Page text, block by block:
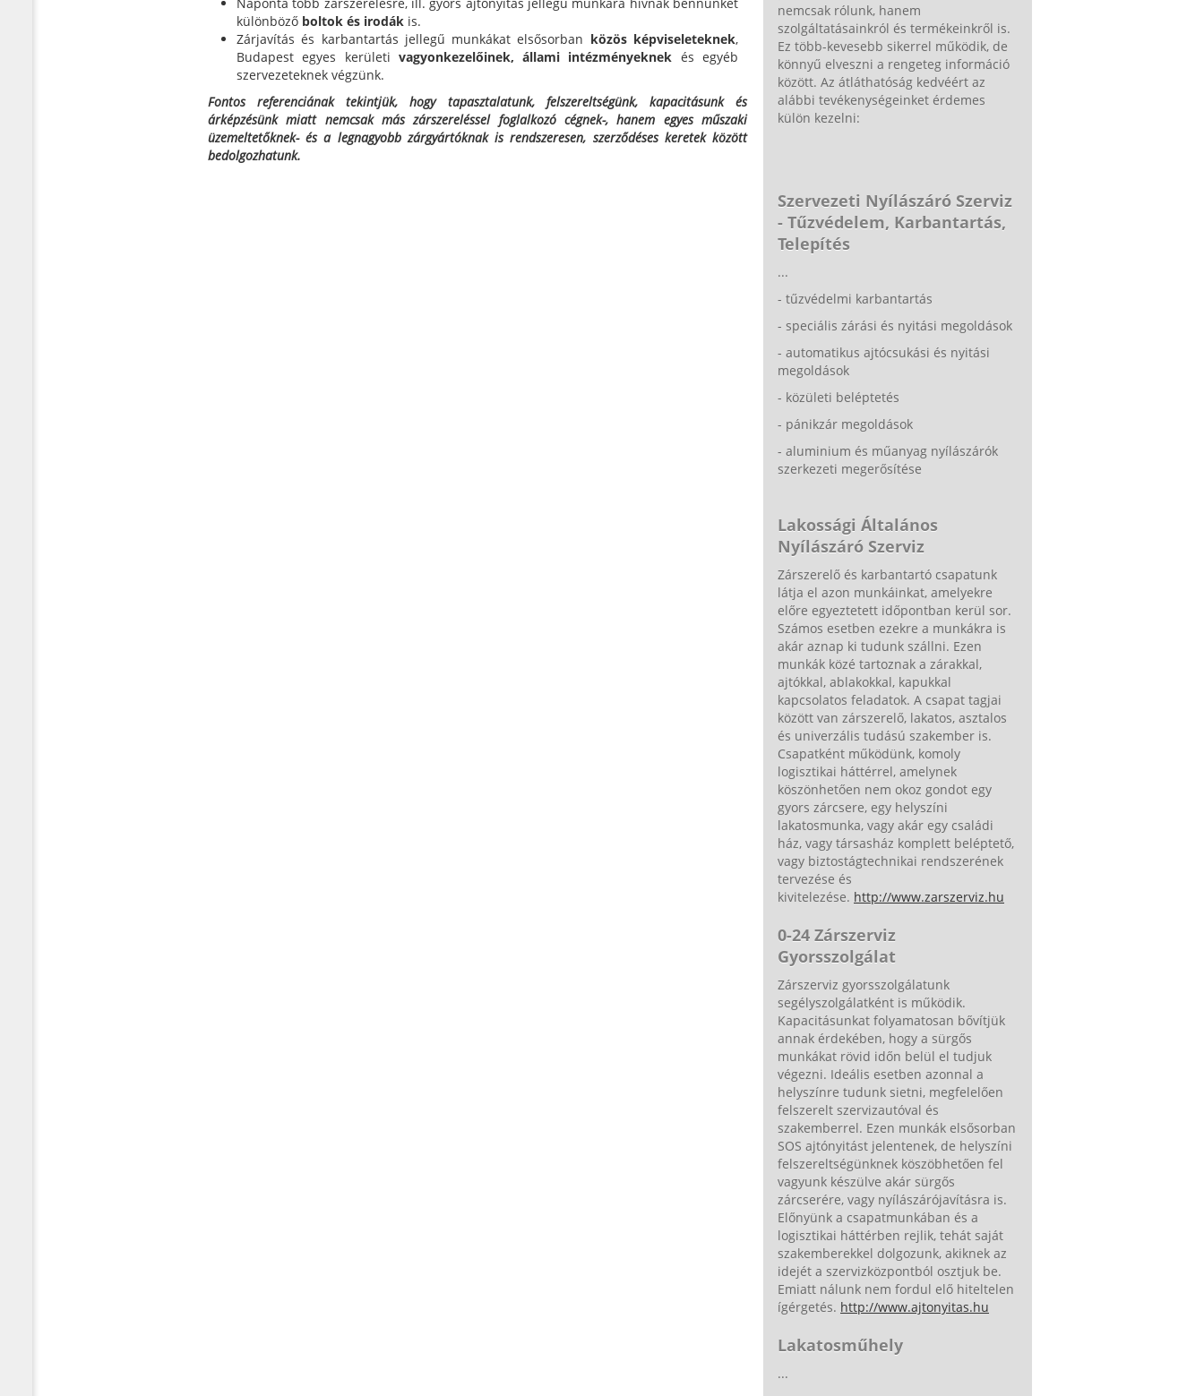
különböző boltok és irodák is.
Zárjavítás és karbantartás jellegű munkákat elsősorban közös képviseleteknek,
Budapest egyes kerületi vagyonkezelőinek, állami intézményeknek és egyéb
szervezeteknek végzünk.
Fontos referenciának tekintjük, hogy tapasztalatunk, felszereltségünk, kapacitásunk és
árképzésünk miatt nemcsak más zárszereléssel foglalkozó cégnek-, hanem egyes műszaki
üzemeltetőknek- és a legnagyobb zárgyártóknak is rendszeresen, szerződéses keretek között
bedolgozhatunk.
nemcsak rólunk, hanem
szolgáltatásainkról és termékeinkről is.
Ez több-kevesebb sikerrel működik, de
könnyű elveszni a rengeteg információ
között. Az átláthatóság kedvéért az
alábbi tevékenységeinket érdemes
külön kezelni:
Szervezeti Nyílászáró Szerviz
- Tűzvédelem, Karbantartás,
Telepítés
...
- tűzvédelmi karbantartás
- speciális zárási és nyitási megoldások
- automatikus ajtócsukási és nyitási
megoldások
- közületi beléptetés
- pánikzár megoldások
- aluminium és műanyag nyílászárók
szerkezeti megerősítése
Lakossági Általános
Nyílászáró Szerviz
Zárszerelő és karbantartó csapatunk
látja el azon munkáinkat, amelyekre
előre egyeztetett időpontban kerül sor.
Számos esetben ezekre a munkákra is
akár aznap ki tudunk szállni. Ezen
munkák közé tartoznak a zárakkal,
ajtókkal, ablakokkal, kapukkal
kapcsolatos feladatok. A csapat tagjai
között van zárszerelő, lakatos, asztalos
és univerzális tudású szakember is.
Csapatként működünk, komoly
logisztikai háttérrel, amelynek
köszönhetően nem okoz gondot egy
gyors zárcsere, egy helyszíni
lakatosmunka, vagy akár egy családi
ház, vagy társasház komplett beléptető,
vagy biztostágtechnikai rendszerének
tervezése és
kivitelezése. http://www.zarszerviz.hu
0-24 Zárszerviz
Gyorsszolgálat
Zárszerviz gyorsszolgálatunk
segélyszolgálatként is működik.
Kapacitásunkat folyamatosan bővítjük
annak érdekében, hogy a sürgős
munkákat rövid időn belül el tudjuk
végezni. Ideális esetben azonnal a
helyszínre tudunk sietni, megfelelően
felszerelt szervizautóval és
szakemberrel. Ezen munkák elsősorban
SOS ajtónyitást jelentenek, de helyszíni
felszereltségünknek köszöbhetően fel
vagyunk készülve akár sürgős
zárcserére, vagy nyílászárójavításra is.
Előnyünk a csapatmunkában és a
logisztikai háttérben rejlik, tehát saját
szakemberekkel dolgozunk, akiknek az
idejét a szervizközpontból osztjuk be.
Emiatt nálunk nem fordul elő hiteltelen
ígérgetés. http://www.ajtonyitas.hu
Lakatosműhely
...